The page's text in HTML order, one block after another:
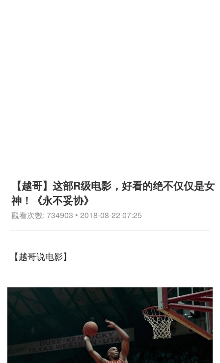
【越哥】这部R级电影，好看的绝不仅仅是女
神！《永不妥协》
觀看次數: 734903 • 2018-08-22 07:25
【越哥说电影】